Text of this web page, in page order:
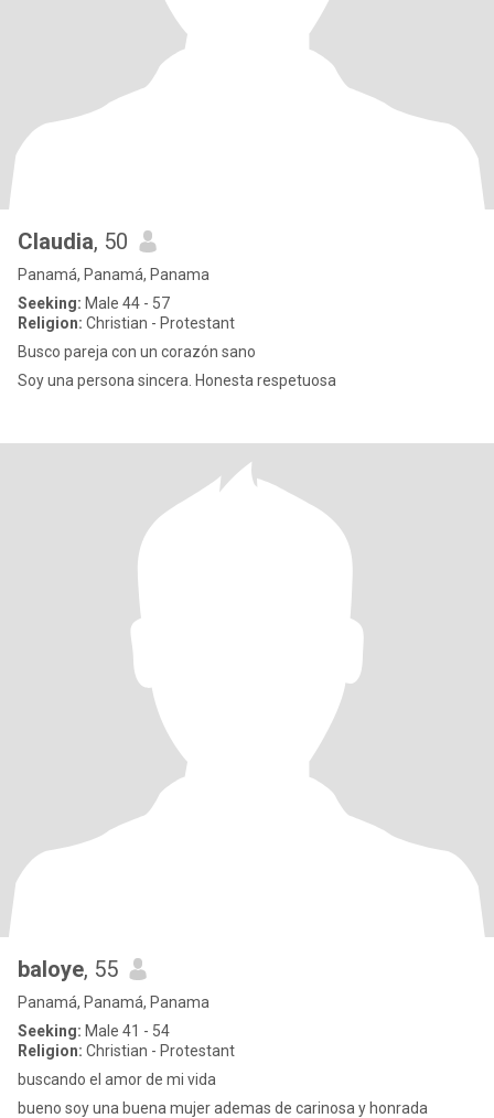
Claudia, 50
Panamá, Panamá, Panama
Seeking: Male 44 - 57
Religion: Christian - Protestant
Busco pareja con un corazón sano
Soy una persona sincera. Honesta respetuosa
baloye, 55
Panamá, Panamá, Panama
Seeking: Male 41 - 54
Religion: Christian - Protestant
buscando el amor de mi vida
bueno soy una buena mujer ademas de carinosa y honrada